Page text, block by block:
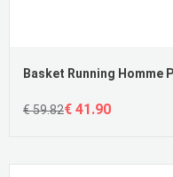
€ 59.82€ 41.90